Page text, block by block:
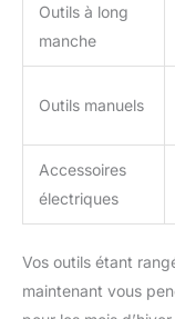
Outils à long
manche
Outils manuels
Accessoires
électriques
Vos outils étant
maintenant vous